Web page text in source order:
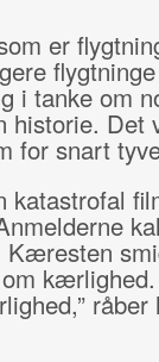
er
i tanke om
historie. Det
for snart
katastrofal
råber